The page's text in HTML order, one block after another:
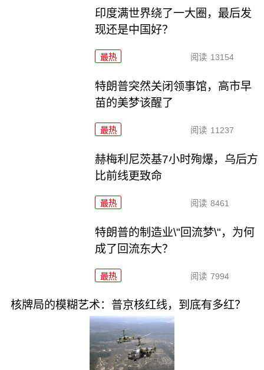
印度满世界绕了一大圈，最后发
现还是中国好？
最热 阅读 13154
特朗普突然关闭领事馆，高市早
苗的美梦该醒了
最热 阅读 11237
赫梅利尼茨基7小时殉爆，乌后方
比前线更致命
最热 阅读 8461
特朗普的制造业\"回流梦\"，为何
成了回流东大？
最热 阅读 7994
核牌局的模糊艺术：普京核红线，到底有多红？